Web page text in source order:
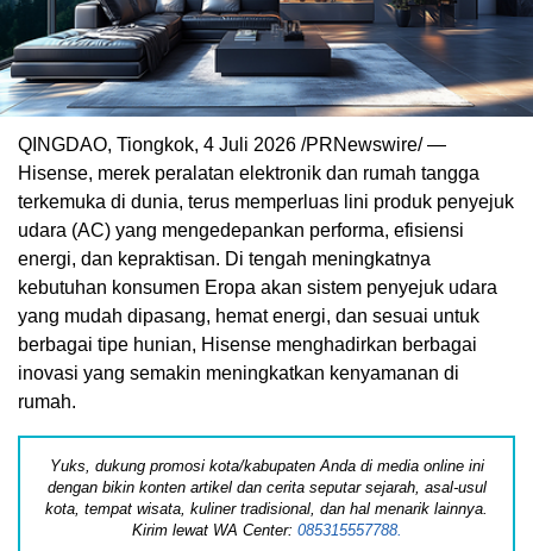
QINGDAO, Tiongkok, 4 Juli 2026 /PRNewswire/ —
Hisense, merek peralatan elektronik dan rumah tangga
terkemuka di dunia, terus memperluas lini produk penyejuk
udara (AC) yang mengedepankan performa, efisiensi
energi, dan kepraktisan. Di tengah meningkatnya
kebutuhan konsumen Eropa akan sistem penyejuk udara
yang mudah dipasang, hemat energi, dan sesuai untuk
berbagai tipe hunian, Hisense menghadirkan berbagai
inovasi yang semakin meningkatkan kenyamanan di
rumah.
Yuks, dukung promosi kota/kabupaten Anda di media online ini
dengan bikin konten artikel dan cerita seputar sejarah, asal-usul
kota, tempat wisata, kuliner tradisional, dan hal menarik lainnya.
Kirim lewat WA Center: 085315557788.